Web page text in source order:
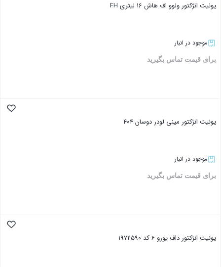
یونیت انژکتور ولوو اف هاش 16 لیتری FH
موجود در انبار
برای قیمت تماس بگیرید
یونیت انژکتور مینی لودر دوسان 404
موجود در انبار
برای قیمت تماس بگیرید
یونیت انژکتور داف یورو 6 کد 1972590